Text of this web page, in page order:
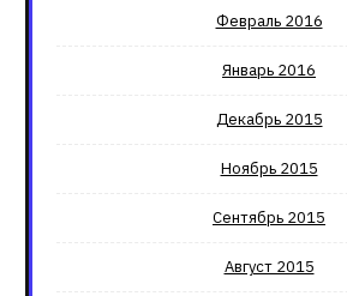
Февраль 2016
Январь 2016
Декабрь 2015
Ноябрь 2015
Сентябрь 2015
Август 2015